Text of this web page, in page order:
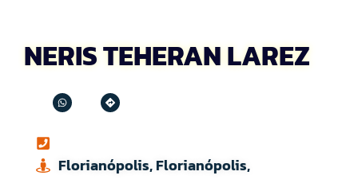
NERIS TEHERAN LAREZ
Florianópolis, Florianópolis,